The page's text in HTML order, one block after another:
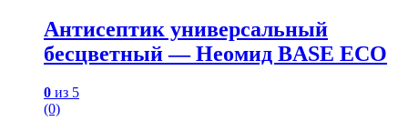
Антисептик универсальный
бесцветный — Неомид BASE ECO
0 из 5
(0)